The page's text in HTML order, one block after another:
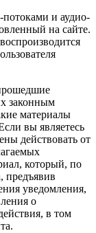
потоками и аудио-
на сайте.
законным
материалы
вы являетесь
действовать от
который, по
предъявив
уведомления,
о
в том